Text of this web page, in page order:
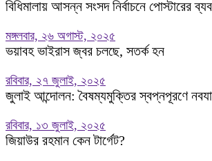
বিধিমালায় আসন্ন সংসদ নির্বাচনে পোস্টারের
মঙ্গলবার, ২৬ অগাস্ট, ২০২৫
ভয়াবহ ভাইরাস জ্বর চলছে, সতর্ক হন
রবিবার, ২৭ জুলাই, ২০২৫
জুলাই আন্দোলন: বৈষম্যমুক্তির স্বপ্নপূরণে
রবিবার, ১৩ জুলাই, ২০২৫
জিয়াউর রহমান কেন টার্গেট?